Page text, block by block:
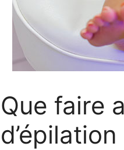
Que faire